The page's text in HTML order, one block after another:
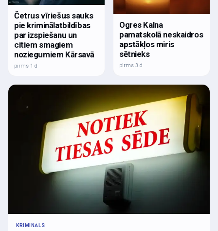
Četrus vīriešus sauks
pie kriminālatbildības
par izspiešanu un
citiem smagiem
noziegumiem Kārsavā
pirms 1 d
Ogres Kalna
pamatskolā neskaidros
apstākļos miris
sētnieks
pirms 3 d
KRIMINĀLS